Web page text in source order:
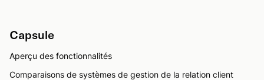
Capsule
Aperçu des fonctionnalités
Comparaisons de systèmes de gestion de la relation client